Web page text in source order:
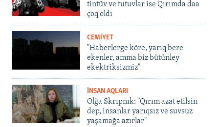
tintüv ve tutuvlar ise Qırımda daa
çoq oldı
CEMİYET
"Haberlerge köre, yarıq bere
ekenler, amma biz bütünley
ekektriksizmiz"
İNSAN AQLARI
Olğa Skrıpnık: "Qırım azat etilsin
dep, insanlar yarıqsız ve suvsuz
yaşamağa azırlar"